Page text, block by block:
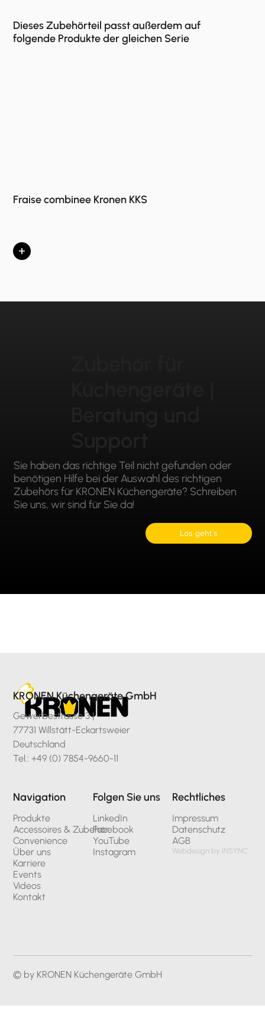
Dieses Zubehörteil passt außerdem auf
folgende Produkte der gleichen Serie
Fraise combinee Kronen KKS
+
Sie haben das richtige Teil nicht gefunden oder
benötigen Hilfe bei der Auswahl des richtigen
Zubehörs für KRONEN Küchengeräte? Schreiben
Sie uns, wir sind für Sie da!
Los geht´s
© by KRONEN Küchengeräte GmbH
KRONEN Küchengeräte GmbH
Gewerbestrasse 3 |
77731 Willstätt-Eckartsweier
Deutschland
Tel.: +49 (0) 7854-9660-11
Navigation
Produkte
Accessoires & Zubehör
Convenience
Über uns
Karriere
Events
Videos
Kontakt
Folgen Sie uns
LinkedIn
Facebook
YouTube
Instagram
Rechtliches
Impressum
Datenschutz
AGB
Webdesign by INSYNC